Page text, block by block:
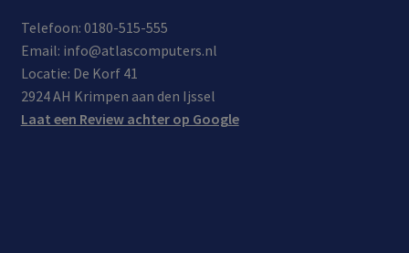
Telefoon: 0180-515-555
Email: info@atlascomputers.nl
Locatie: De Korf 41
2924 AH Krimpen aan den Ijssel
Laat een Review achter op Google